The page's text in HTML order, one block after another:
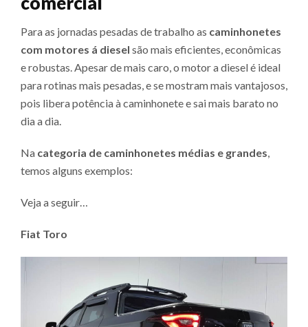
Para as jornadas pesadas de trabalho as caminhonetes
com motores á diesel são mais eficientes, econômicas
e robustas. Apesar de mais caro, o motor a diesel é ideal
para rotinas mais pesadas, e se mostram mais vantajosos,
pois libera potência à caminhonete e sai mais barato no
dia a dia.
Na categoria de caminhonetes médias e grandes,
temos alguns exemplos:
Veja a seguir…
Fiat Toro